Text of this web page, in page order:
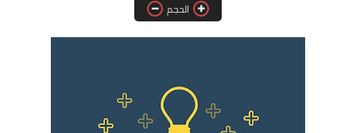
فرص عمل في العراق
فرص عمل في السودان
دورات تدريبية
الحجم